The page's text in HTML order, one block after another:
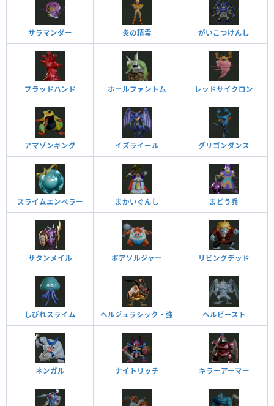
サラマンダー 炎の精霊 がいこつけんし
ブラッドハンド ホールファントム レッドサイクロン
アマゾンキング イズライール グリゴンダンス
スライムエンペラー まかいぐんし まどう兵
サタンメイル ボアソルジャー リビングデッド
しびれスライム ヘルジュラシック・強 ヘルビースト
ネンガル ナイトリッチ キラーアーマー